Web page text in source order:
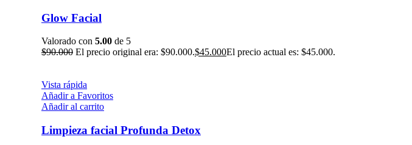
Glow Facial
Valorado con 5.00 de 5
$90.000 El precio original era: $90.000.$45.000El precio actual es: $45.000.
Vista rápida
Añadir a Favoritos
Añadir al carrito
Limpieza facial Profunda Detox